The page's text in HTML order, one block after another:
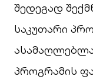
შედეგად
საკუთარი
პროგრამის